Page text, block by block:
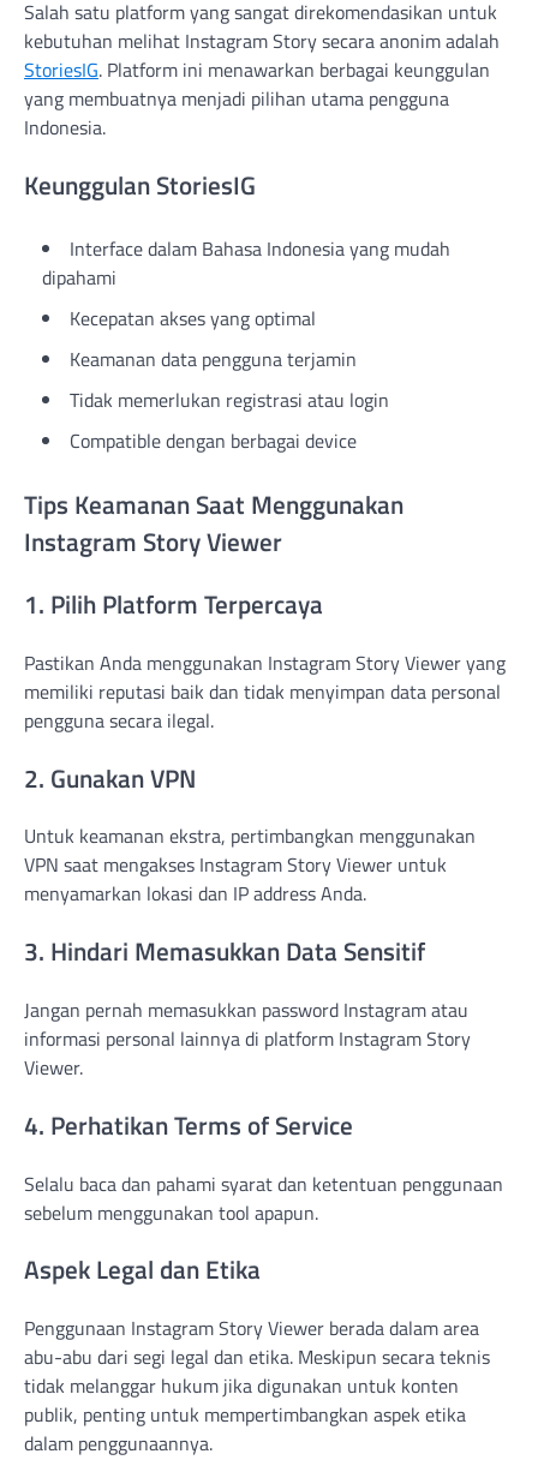
Salah satu platform yang sangat direkomendasikan untuk
kebutuhan melihat Instagram Story secara anonim adalah
StoriesIG. Platform ini menawarkan berbagai keunggulan
yang membuatnya menjadi pilihan utama pengguna
Indonesia.
Keunggulan StoriesIG
Interface dalam Bahasa Indonesia yang mudah
dipahami
Kecepatan akses yang optimal
Keamanan data pengguna terjamin
Tidak memerlukan registrasi atau login
Compatible dengan berbagai device
Tips Keamanan Saat Menggunakan
Instagram Story Viewer
1. Pilih Platform Terpercaya
Pastikan Anda menggunakan Instagram Story Viewer yang
memiliki reputasi baik dan tidak menyimpan data personal
pengguna secara ilegal.
2. Gunakan VPN
Untuk keamanan ekstra, pertimbangkan menggunakan
VPN saat mengakses Instagram Story Viewer untuk
menyamarkan lokasi dan IP address Anda.
3. Hindari Memasukkan Data Sensitif
Jangan pernah memasukkan password Instagram atau
informasi personal lainnya di platform Instagram Story
Viewer.
4. Perhatikan Terms of Service
Selalu baca dan pahami syarat dan ketentuan penggunaan
sebelum menggunakan tool apapun.
Aspek Legal dan Etika
Penggunaan Instagram Story Viewer berada dalam area
abu-abu dari segi legal dan etika. Meskipun secara teknis
tidak melanggar hukum jika digunakan untuk konten
publik, penting untuk mempertimbangkan aspek etika
dalam penggunaannya.